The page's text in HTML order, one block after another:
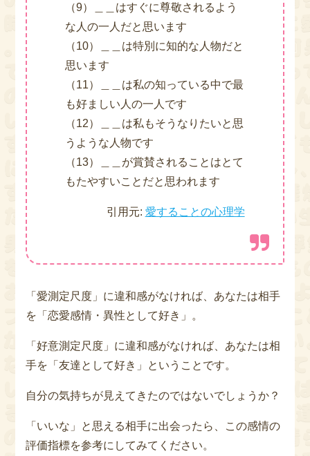
（9）＿＿はすぐに尊敬されるよう
な人の一人だと思います
（10）＿＿は特別に知的な人物だと
思います
（11）＿＿は私の知っている中で最
も好ましい人の一人です
（12）＿＿は私もそうなりたいと思
うような人物です
（13）＿＿が賞賛されることはとて
もたやすいことだと思われます
引用元: 愛することの心理学
「愛測定尺度」に違和感がなければ、あなたは相手
を「恋愛感情・異性として好き」。
「好意測定尺度」に違和感がなければ、あなたは相
手を「友達として好き」ということです。
自分の気持ちが見えてきたのではないでしょうか？
「いいな」と思える相手に出会ったら、この感情の
評価指標を参考にしてみてください。